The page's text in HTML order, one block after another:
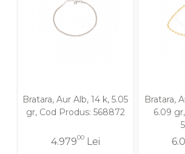
Bratara, Aur Alb, 14 k, 5.05
gr, Cod Produs: 568872
4.97900Lei
Bratara,
6.09